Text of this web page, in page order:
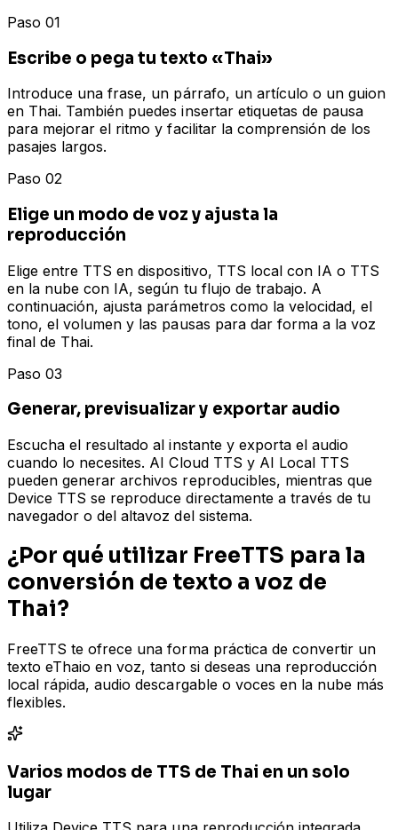
Paso 01
Escribe o pega tu texto «Thai»
Introduce una frase, un párrafo, un artículo o un guion
en Thai. También puedes insertar etiquetas de pausa
para mejorar el ritmo y facilitar la comprensión de los
pasajes largos.
Paso 02
Elige un modo de voz y ajusta la
reproducción
Elige entre TTS en dispositivo, TTS local con IA o TTS
en la nube con IA, según tu flujo de trabajo. A
continuación, ajusta parámetros como la velocidad, el
tono, el volumen y las pausas para dar forma a la voz
final de Thai.
Paso 03
Generar, previsualizar y exportar audio
Escucha el resultado al instante y exporta el audio
cuando lo necesites. AI Cloud TTS y AI Local TTS
pueden generar archivos reproducibles, mientras que
Device TTS se reproduce directamente a través de tu
navegador o del altavoz del sistema.
¿Por qué utilizar FreeTTS para la
conversión de texto a voz de
Thai?
FreeTTS te ofrece una forma práctica de convertir un
texto eThaio en voz, tanto si deseas una reproducción
local rápida, audio descargable o voces en la nube más
flexibles.
Varios modos de TTS de Thai en un solo
lugar